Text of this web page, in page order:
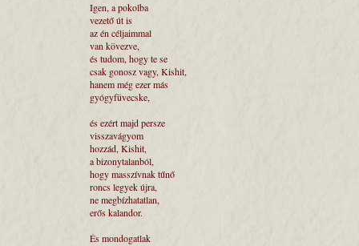
Igen, a pokolba
vezető út is
az én céljaimmal
van kövezve,
és tudom, hogy te se
csak gonosz vagy, Kishit,
hanem még ezer más
gyógyfüvecske,
és ezért majd persze
visszavágyom
hozzád, Kishit,
a bizonytalanból,
hogy masszívnak tűnő
roncs legyek újra,
ne megbízhatatlan,
erős kalandor.
És mondogatlak